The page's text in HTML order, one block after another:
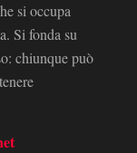
si occupa
Si fonda su
chiunque può